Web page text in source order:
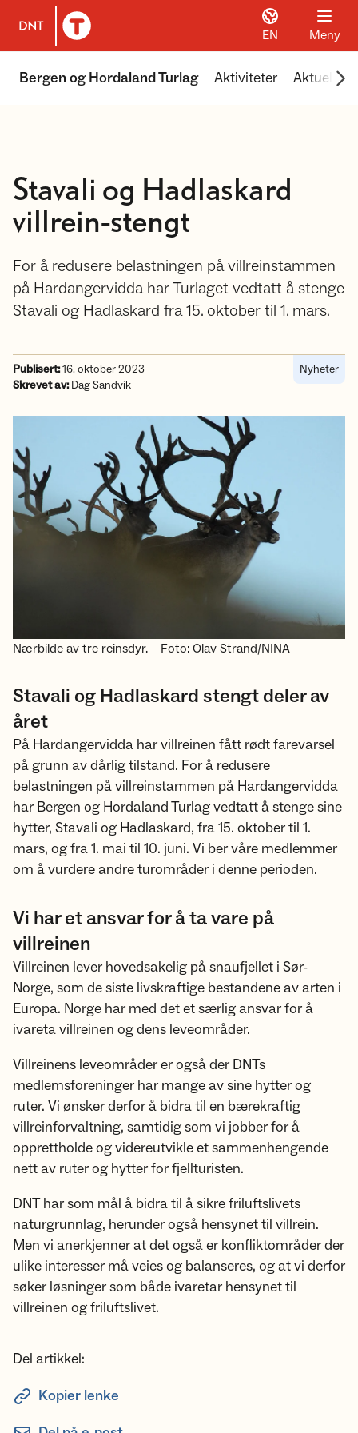
Til DNT.no forside
EN Meny
Bergen og Hordaland Turlag Aktiviteter Aktuelt
Stavali og Hadlaskard
villrein-stengt
For å redusere belastningen på villreinstammen
på Hardangervidda har Turlaget vedtatt å stenge
Stavali og Hadlaskard fra 15. oktober til 1. mars.
Publisert:16. oktober 2023
Skrevet av:Dag Sandvik
Nyheter
Nærbilde av tre reinsdyr. Foto: Olav Strand/NINA
Stavali og Hadlaskard stengt deler av
året
På Hardangervidda har villreinen fått rødt farevarsel
på grunn av dårlig tilstand. For å redusere
belastningen på villreinstammen på Hardangervidda
har Bergen og Hordaland Turlag vedtatt å stenge sine
hytter, Stavali og Hadlaskard, fra 15. oktober til 1.
mars, og fra 1. mai til 10. juni. Vi ber våre medlemmer
om å vurdere andre turområder i denne perioden.
Vi har et ansvar for å ta vare på
villreinen
Villreinen lever hovedsakelig på snaufjellet i Sør-
Norge, som de siste livskraftige bestandene av arten i
Europa. Norge har med det et særlig ansvar for å
ivareta villreinen og dens leveområder.
Villreinens leveområder er også der DNTs
medlemsforeninger har mange av sine hytter og
ruter. Vi ønsker derfor å bidra til en bærekraftig
villreinforvaltning, samtidig som vi jobber for å
opprettholde og videreutvikle et sammenhengende
nett av ruter og hytter for fjellturisten.
DNT har som mål å bidra til å sikre friluftslivets
naturgrunnlag, herunder også hensynet til villrein.
Men vi anerkjenner at det også er konfliktområder der
ulike interesser må veies og balanseres, og at vi derfor
søker løsninger som både ivaretar hensynet til
villreinen og friluftslivet.
Del artikkel:
Kopier lenke